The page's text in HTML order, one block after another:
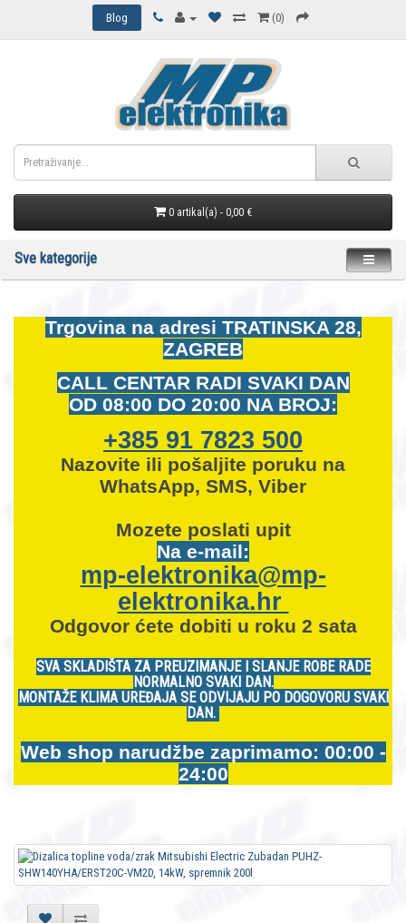
Blog (0)
0 artikal(a) - 0,00 €
Sve kategorije
Trgovina na adresi TRATINSKA 28,
ZAGREB
CALL CENTAR RADI SVAKI DAN
OD 08:00 DO 20:00 NA BROJ:
+385 91 7823 500
Nazovite ili pošaljite poruku na
WhatsApp, SMS, Viber
Mozete poslati upit
Na e-mail:
mp-elektronika@mp-
elektronika.hr
Odgovor ćete dobiti u roku 2 sata
SVA SKLADIŠTA ZA PREUZIMANJE I SLANJE ROBE RADE
NORMALNO SVAKI DAN.
MONTAŽE KLIMA UREĐAJA SE ODVIJAJU PO DOGOVORU SVAKI
DAN.
Web shop narudžbe zaprimamo: 00:00 -
24:00